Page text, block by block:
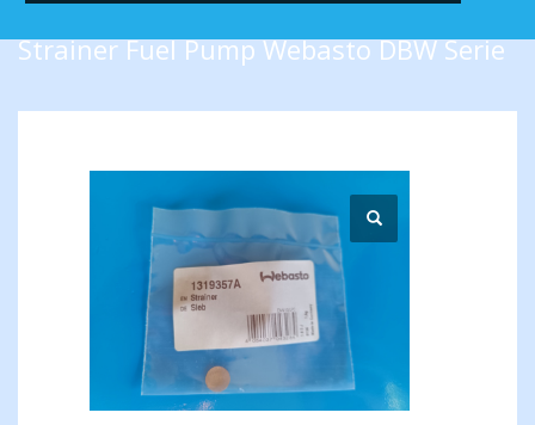
Strainer Fuel Pump Webasto DBW Serie